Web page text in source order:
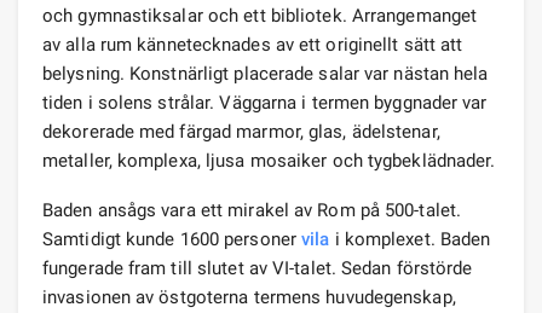
och gymnastiksalar och ett bibliotek. Arrangemanget
av alla rum kännetecknades av ett originellt sätt att
belysning. Konstnärligt placerade salar var nästan hela
tiden i solens strålar. Väggarna i termen byggnader var
dekorerade med färgad marmor, glas, ädelstenar,
metaller, komplexa, ljusa mosaiker och tygbeklädnader.
Baden ansågs vara ett mirakel av Rom på 500-talet.
Samtidigt kunde 1600 personervila i komplexet. Baden
fungerade fram till slutet av VI-talet. Sedan förstörde
invasionen av östgoterna termens huvudegenskap,